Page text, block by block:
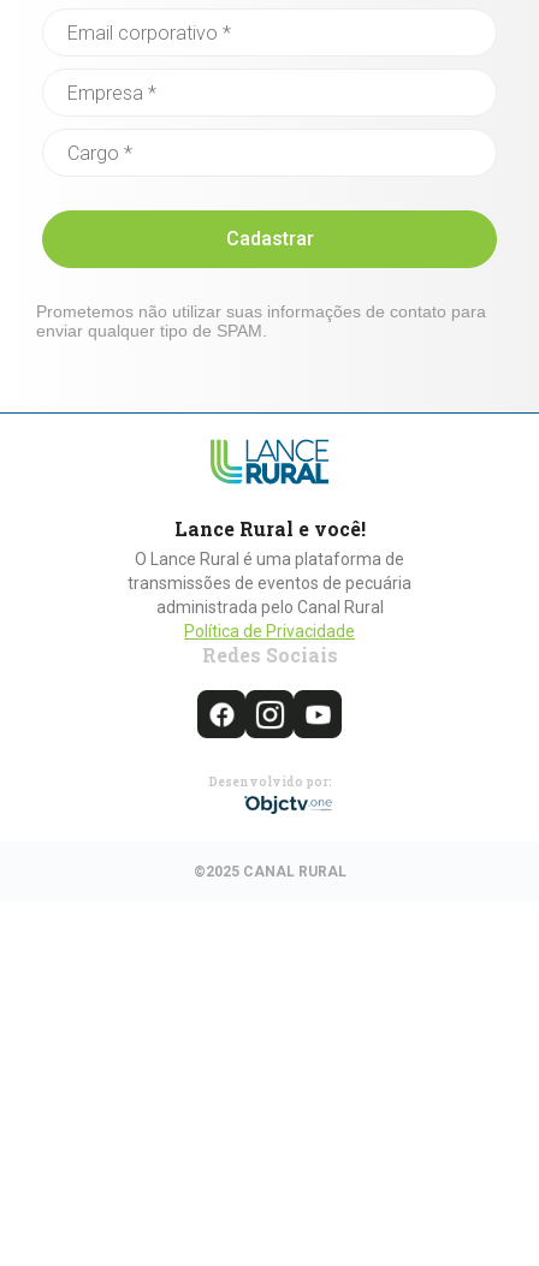
Cadastrar
Prometemos não utilizar suas informações de contato para
enviar qualquer tipo de SPAM.
Lance Rural e você!
O Lance Rural é uma plataforma de
transmissões de eventos de pecuária
administrada pelo Canal Rural
Política de Privacidade
Redes Sociais
Desenvolvido por:
©2025 CANAL RURAL